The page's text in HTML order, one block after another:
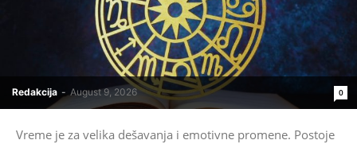
Redakcija - August 9, 2026 0
Vreme je za velika dešavanja i emotivne promene. Postoje